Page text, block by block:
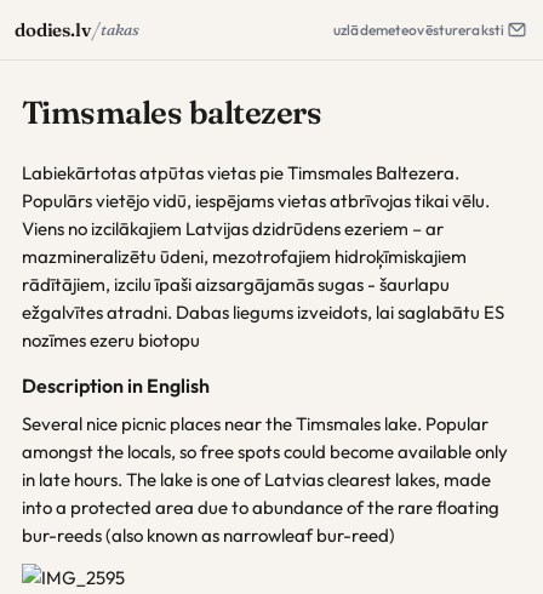
dodies.lv/takas uzlādemeteovēstureraksti
Timsmales baltezers
Labiekārtotas atpūtas vietas pie Timsmales Baltezera.
Populārs vietējo vidū, iespējams vietas atbrīvojas tikai vēlu.
Viens no izcilākajiem Latvijas dzidrūdens ezeriem – ar
mazmineralizētu ūdeni, mezotrofajiem hidroķīmiskajiem
rādītājiem, izcilu īpaši aizsargājamās sugas - šaurlapu
ežgalvītes atradni. Dabas liegums izveidots, lai saglabātu ES
nozīmes ezeru biotopu
Description in English
Several nice picnic places near the Timsmales lake. Popular
amongst the locals, so free spots could become available only
in late hours. The lake is one of Latvias clearest lakes, made
into a protected area due to abundance of the rare floating
bur-reeds (also known as narrowleaf bur-reed)